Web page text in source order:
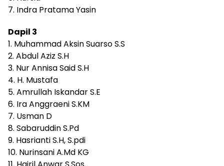
7. Indra Pratama Yasin
Dapil 3
1. Muhammad Aksin Suarso S.S
2. Abdul Aziz S.H
3. Nur Annisa Said S.H
4. H. Mustafa
5. Amrullah Iskandar S.E
6. Ira Anggraeni S.KM
7. Usman D
8. Sabaruddin S.Pd
9. Hasrianti S.H, S.pdi
10. Nurinsani A.Md KG